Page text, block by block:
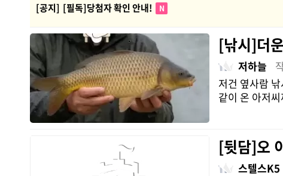
[공지] [필독]당첨자 확인 안내! N
[낚시]더
저하늘
저건 옆사람
같이 온 아저
[뒷담]오
스텔스K5